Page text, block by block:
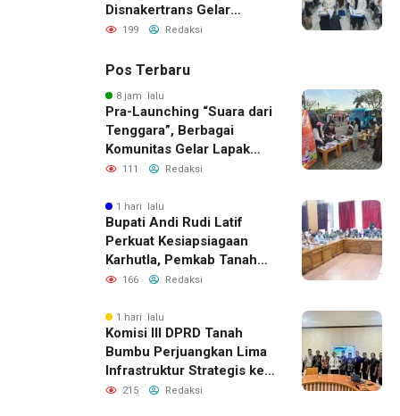
Disnakertrans Gelar
Pelatihan Desain Grafis
199 Redaksi
Pos Terbaru
8 jam lalu
Pra-Launching “Suara dari
Tenggara”, Berbagai
Komunitas Gelar Lapak
Baca di Bandara Bersujud
111 Redaksi
1 hari lalu
Bupati Andi Rudi Latif
Perkuat Kesiapsiagaan
Karhutla, Pemkab Tanah
Bumbu Aktifkan Posko
166 Redaksi
1 hari lalu
Komisi III DPRD Tanah
Bumbu Perjuangkan Lima
Infrastruktur Strategis ke
BPJN XI Banjarmasin
215 Redaksi